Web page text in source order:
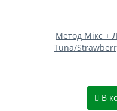
Метод Мікс +
Tuna/
В